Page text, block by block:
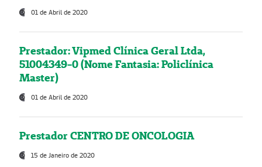
01 de Abril de 2020
Prestador: Vipmed Clínica Geral Ltda,
51004349-0 (Nome Fantasia: Policlínica
Master)
01 de Abril de 2020
Prestador CENTRO DE ONCOLOGIA
15 de Janeiro de 2020